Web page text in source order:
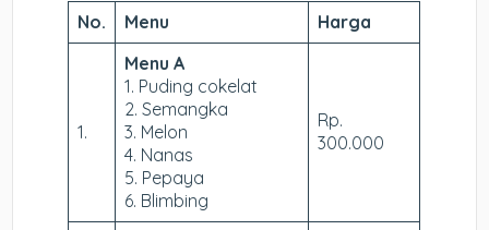
No. Menu Harga
1.
Menu A
1. Puding cokelat
2. Semangka
3. Melon
4. Nanas
5. Pepaya
6. Blimbing
Rp.
300.000